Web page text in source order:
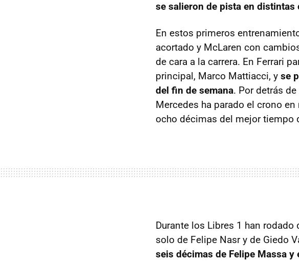
se salieron de pista en distintas
En estos primeros
acortado y McLaren con
de cara a la carrera. En Ferrari
principal, Marco Mattiacci, y se
del fin de semana. Por detrás
Mercedes ha parado el crono
ocho décimas del mejor tiempo
Durante los Libres 1 han
solo de Felipe Nasr y de Giedo
seis décimas de Felipe Massa